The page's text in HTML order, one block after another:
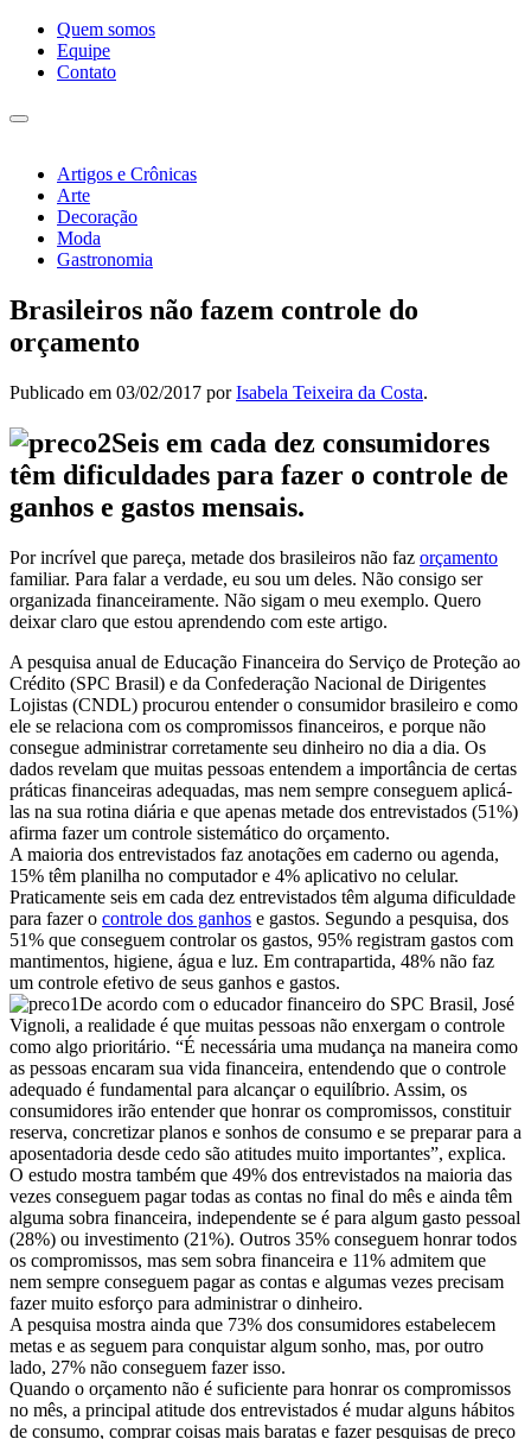
Pular
para
Quem somos
Equipe
Contato
Alternar
Artigos e Crônicas
Arte
Decoração
Moda
Gastronomia
Brasileiros não fazem controle do
orçamento
Publicado em 03/02/2017 porIsabela Teixeira da Costa.
Seis em cada dez consumidores
têm dificuldades para fazer o controle de
ganhos e gastos mensais.
Por incrível que pareça, metade dos brasileiros não faz orçamento
familiar. Para falar a verdade, eu sou um deles. Não consigo ser
organizada financeiramente. Não sigam o meu exemplo. Quero
deixar claro que estou aprendendo com este artigo.
A pesquisa anual de Educação Financeira do Serviço de Proteção ao
Crédito (SPC Brasil) e da Confederação Nacional de Dirigentes
Lojistas (CNDL) procurou entender o consumidor brasileiro e como
ele se relaciona com os compromissos financeiros, e porque não
consegue administrar corretamente seu dinheiro no dia a dia. Os
dados revelam que muitas pessoas entendem a importância de certas
práticas financeiras adequadas, mas nem sempre conseguem aplicá-
las na sua rotina diária e que apenas metade dos entrevistados (51%)
afirma fazer um controle sistemático do orçamento.
A maioria dos entrevistados faz anotações em caderno ou agenda,
15% têm planilha no computador e 4% aplicativo no celular.
Praticamente seis em cada dez entrevistados têm alguma dificuldade
para fazer o controle dos ganhos e gastos. Segundo a pesquisa, dos
51% que conseguem controlar os gastos, 95% registram gastos com
mantimentos, higiene, água e luz. Em contrapartida, 48% não faz
um controle efetivo de seus ganhos e gastos.
De acordo com o educador financeiro do SPC Brasil, José
Vignoli, a realidade é que muitas pessoas não enxergam o controle
como algo prioritário. “É necessária uma mudança na maneira como
as pessoas encaram sua vida financeira, entendendo que o controle
adequado é fundamental para alcançar o equilíbrio. Assim, os
consumidores irão entender que honrar os compromissos, constituir
reserva, concretizar planos e sonhos de consumo e se preparar para a
aposentadoria desde cedo são atitudes muito importantes”, explica.
O estudo mostra também que 49% dos entrevistados na maioria das
vezes conseguem pagar todas as contas no final do mês e ainda têm
alguma sobra financeira, independente se é para algum gasto pessoal
(28%) ou investimento (21%). Outros 35% conseguem honrar todos
os compromissos, mas sem sobra financeira e 11% admitem que
nem sempre conseguem pagar as contas e algumas vezes precisam
fazer muito esforço para administrar o dinheiro.
A pesquisa mostra ainda que 73% dos consumidores estabelecem
metas e as seguem para conquistar algum sonho, mas, por outro
lado, 27% não conseguem fazer isso.
Quando o orçamento não é suficiente para honrar os compromissos
no mês, a principal atitude dos entrevistados é mudar alguns hábitos
de consumo, comprar coisas mais baratas e fazer pesquisas de preço